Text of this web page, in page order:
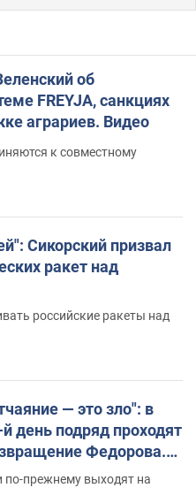
об
FREYJA, санкциях
аграриев. Видео
к совместному
Сикорский призвал
ракет над
российские ракеты над
— это зло": в
день подряд проходят
Федорова.
по-прежнему выходят на